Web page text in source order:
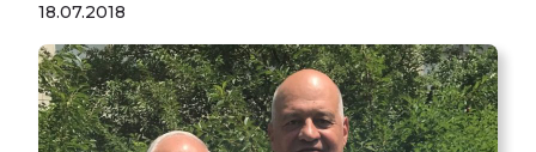
18.07.2018